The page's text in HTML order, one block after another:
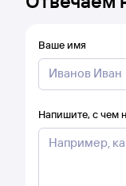
Ваше имя
Напишите, с чем